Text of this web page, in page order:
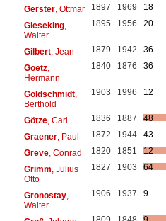
Gerster, Ottmar 1897 1969
18
Gieseking,
Walter
1895 1956 20
Gilbert, Jean 1879 1942
36
Goetz,
Hermann
1840 1876 36
Goldschmidt,
Berthold
1903 1996 12
Götze, Carl 1836 1887
48
Graener, Paul 1872 1944
43
Greve, Conrad 1820 1851
12
Grimm, Julius
Otto
1827 1903 64
Gronostay,
Walter
1906 1937 9